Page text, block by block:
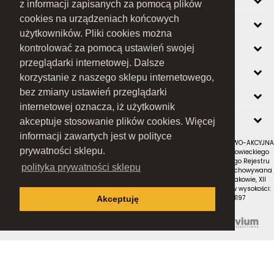
z informacji zapisanych za pomocą plików
cookies na urządzeniach końcowych
użytkowników. Pliki cookies można
kontrolować za pomocą ustawień swojej
przeglądarki internetowej. Dalsze
korzystanie z naszego sklepu internetowego,
bez zmiany ustawień przeglądarki
internetowej oznacza, iż użytkownik
akceptuje stosowanie plików cookies. Więcej
informacji zawartych jest w polityce
prywatności sklepu.
polityka prywatności sklepu
Akceptuję
INFORMACJE
O FIRMIE
ZOBACZ RÓWNIEŻ
KONTAKT
NEWSLETTER
RAMEX SPÓŁKA Z OGRANICZONĄ ODPOWIEDZIALNOŚCIĄ SPÓŁKA KOMANDYTOWO-AKCYJNA
z siedzibą w Nowym Sączu (adres siedziby i adres do doręczeń: ul. Wiśniowieckiego
123 C, 33-300 Nowy Sącz); wpisana do Rejestru Przedsiębiorców Krajowego Rejestru
Sądowego pod numerem KRS 0000434051; sąd rejestrowy, w którym przechowywana
jest dokumentacja spółki: Sąd Rejonowy dla Krakowa-Śródmieścia w Krakowie, XII
Wydział Gospodarczy Krajowego Rejestru Sądowego; kapitał zakładowy w wysokości:
10 050 000 zł, w całości opłacony; NIP: 7343516936; REGON: 122671197